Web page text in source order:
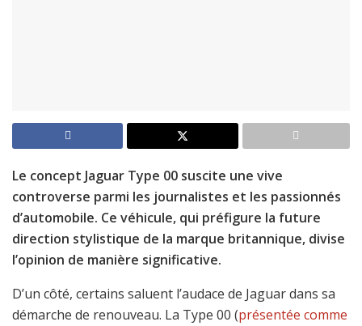
Le concept Jaguar Type 00 suscite une vive
controverse parmi les journalistes et les passionnés
d’automobile. Ce véhicule, qui préfigure la future
direction stylistique de la marque britannique, divise
l’opinion de manière significative.
D’un côté, certains saluent l’audace de Jaguar dans sa
démarche de renouveau. La Type 00 (présentée comme